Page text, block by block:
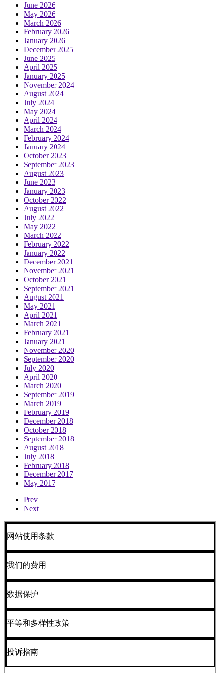
June 2026
May 2026
March 2026
February 2026
January 2026
December 2025
June 2025
April 2025
January 2025
November 2024
August 2024
July 2024
May 2024
April 2024
March 2024
February 2024
January 2024
October 2023
September 2023
August 2023
June 2023
January 2023
October 2022
August 2022
July 2022
May 2022
March 2022
February 2022
January 2022
December 2021
November 2021
October 2021
September 2021
August 2021
May 2021
April 2021
March 2021
February 2021
January 2021
November 2020
September 2020
July 2020
April 2020
March 2020
September 2019
March 2019
February 2019
December 2018
October 2018
September 2018
August 2018
July 2018
February 2018
December 2017
May 2017
Prev
Next
网站使用条款
我们的费用
数据保护
平等和多样性政策
投诉指南